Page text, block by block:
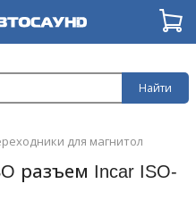
Найти
для магнитол
разъем Incar ISO-